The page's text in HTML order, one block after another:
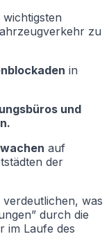
zu
in
und
auf
der
was
durch die
im Laufe des